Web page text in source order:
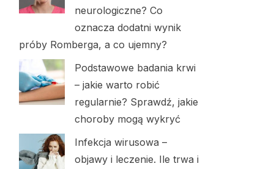
neurologiczne? Co
oznacza dodatni wynik
próby Romberga, a co ujemny?
Podstawowe badania krwi
– jakie warto robić
regularnie? Sprawdź, jakie
choroby mogą wykryć
Infekcja wirusowa –
objawy i leczenie. Ile trwa i